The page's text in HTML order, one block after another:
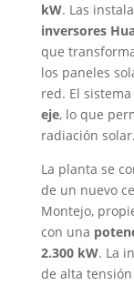
kW. Las
inversores
que
los paneles
red. El
eje, lo que
radiación solar.
La planta se
de un nuevo
Montejo,
con una
2.300 kW. La
de alta